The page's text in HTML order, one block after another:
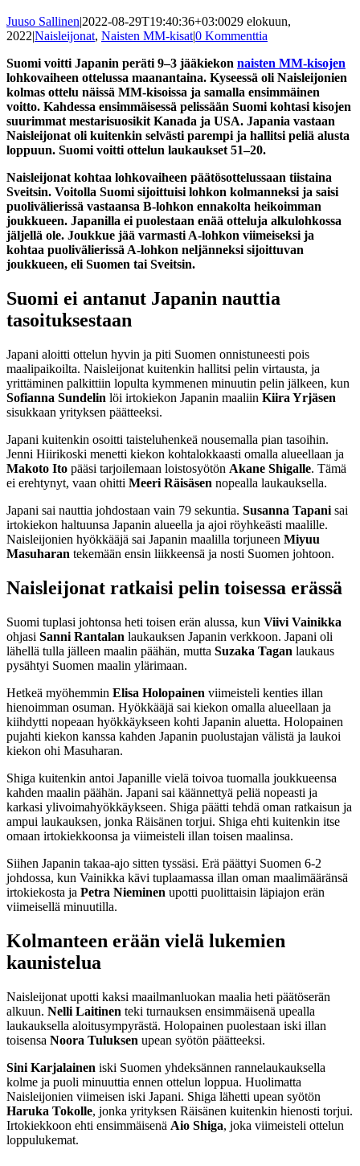
Juuso Sallinen|2022-08-29T19:40:36+03:0029 elokuun,
2022|Naisleijonat, Naisten MM-kisat|0 Kommenttia
Suomi voitti Japanin peräti 9–3 jääkiekon naisten MM-kisojen
lohkovaiheen ottelussa maanantaina. Kyseessä oli Naisleijonien
kolmas ottelu näissä MM-kisoissa ja samalla ensimmäinen
voitto. Kahdessa ensimmäisessä pelissään Suomi kohtasi kisojen
suurimmat mestarisuosikit Kanada ja USA. Japania vastaan
Naisleijonat oli kuitenkin selvästi parempi ja hallitsi peliä alusta
loppuun. Suomi voitti ottelun laukaukset 51–20.
Naisleijonat kohtaa lohkovaiheen päätösottelussaan tiistaina
Sveitsin. Voitolla Suomi sijoittuisi lohkon kolmanneksi ja saisi
puolivälierissä vastaansa B-lohkon ennakolta heikoimman
joukkueen. Japanilla ei puolestaan enää otteluja alkulohkossa
jäljellä ole. Joukkue jää varmasti A-lohkon viimeiseksi ja
kohtaa puolivälierissä A-lohkon neljänneksi sijoittuvan
joukkueen, eli Suomen tai Sveitsin.
Suomi ei antanut Japanin nauttia
tasoituksestaan
Japani aloitti ottelun hyvin ja piti Suomen onnistuneesti pois
maalipaikoilta. Naisleijonat kuitenkin hallitsi pelin virtausta, ja
yrittäminen palkittiin lopulta kymmenen minuutin pelin jälkeen, kun
Sofianna Sundelin löi irtokiekon Japanin maaliin Kiira Yrjäsen
sisukkaan yrityksen päätteeksi.
Japani kuitenkin osoitti taisteluhenkeä nousemalla pian tasoihin.
Jenni Hiirikoski menetti kiekon kohtalokkaasti omalla alueellaan ja
Makoto Ito pääsi tarjoilemaan loistosyötön Akane Shigalle. Tämä
ei erehtynyt, vaan ohitti Meeri Räisäsen nopealla laukauksella.
Japani sai nauttia johdostaan vain 79 sekuntia. Susanna Tapani sai
irtokiekon haltuunsa Japanin alueella ja ajoi röyhkeästi maalille.
Naisleijonien hyökkääjä sai Japanin maalilla torjuneen Miyuu
Masuharan tekemään ensin liikkeensä ja nosti Suomen johtoon.
Naisleijonat ratkaisi pelin toisessa erässä
Suomi tuplasi johtonsa heti toisen erän alussa, kun Viivi Vainikka
ohjasi Sanni Rantalan laukauksen Japanin verkkoon. Japani oli
lähellä tulla jälleen maalin päähän, mutta Suzaka Tagan laukaus
pysähtyi Suomen maalin ylärimaan.
Hetkeä myöhemmin Elisa Holopainen viimeisteli kenties illan
hienoimman osuman. Hyökkääjä sai kiekon omalla alueellaan ja
kiihdytti nopeaan hyökkäykseen kohti Japanin aluetta. Holopainen
pujahti kiekon kanssa kahden Japanin puolustajan välistä ja laukoi
kiekon ohi Masuharan.
Shiga kuitenkin antoi Japanille vielä toivoa tuomalla joukkueensa
kahden maalin päähän. Japani sai käännettyä peliä nopeasti ja
karkasi ylivoimahyökkäykseen. Shiga päätti tehdä oman ratkaisun ja
ampui laukauksen, jonka Räisänen torjui. Shiga ehti kuitenkin itse
omaan irtokiekkoonsa ja viimeisteli illan toisen maalinsa.
Siihen Japanin takaa-ajo sitten tyssäsi. Erä päättyi Suomen 6-2
johdossa, kun Vainikka kävi tuplaamassa illan oman maalimääränsä
irtokiekosta ja Petra Nieminen upotti puolittaisin läpiajon erän
viimeisellä minuutilla.
Kolmanteen erään vielä lukemien
kaunistelua
Naisleijonat upotti kaksi maailmanluokan maalia heti päätöserän
alkuun. Nelli Laitinen teki turnauksen ensimmäisenä upealla
laukauksella aloitusympyrästä. Holopainen puolestaan iski illan
toisensa Noora Tuluksen upean syötön päätteeksi.
Sini Karjalainen iski Suomen yhdeksännen rannelaukauksella
kolme ja puoli minuuttia ennen ottelun loppua. Huolimatta
Naisleijonien viimeisen iski Japani. Shiga lähetti upean syötön
Haruka Tokolle, jonka yrityksen Räisänen kuitenkin hienosti torjui.
Irtokiekkoon ehti ensimmäisenä Aio Shiga, joka viimeisteli ottelun
loppulukemat.